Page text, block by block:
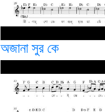
অজানা সুর কে